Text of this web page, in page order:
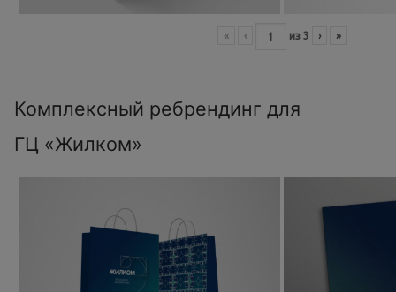
« ‹ из 3 › »
Комплексный ребрендинг для
ГЦ «Жилком»